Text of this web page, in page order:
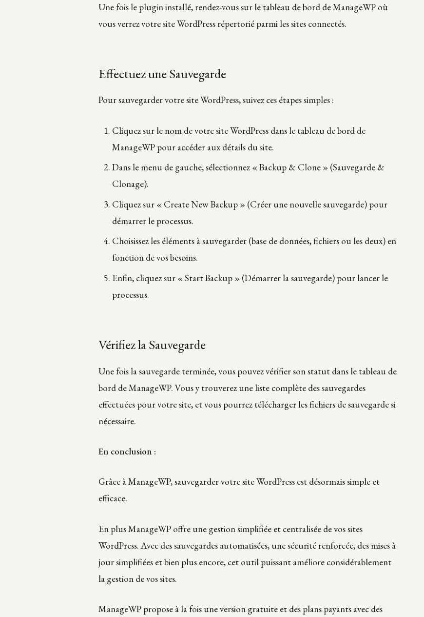
Une fois le plugin installé, rendez-vous sur le tableau de bord de ManageWP où
vous verrez votre site WordPress répertorié parmi les sites connectés.
Effectuez une Sauvegarde
Pour sauvegarder votre site WordPress, suivez ces étapes simples :
Cliquez sur le nom de votre site WordPress dans le tableau de bord de
ManageWP pour accéder aux détails du site.
Dans le menu de gauche, sélectionnez « Backup & Clone » (Sauvegarde &
Clonage).
Cliquez sur « Create New Backup » (Créer une nouvelle sauvegarde) pour
démarrer le processus.
Choisissez les éléments à sauvegarder (base de données, fichiers ou les deux) en
fonction de vos besoins.
Enfin, cliquez sur « Start Backup » (Démarrer la sauvegarde) pour lancer le
processus.
Vérifiez la Sauvegarde
Une fois la sauvegarde terminée, vous pouvez vérifier son statut dans le tableau de
bord de ManageWP. Vous y trouverez une liste complète des sauvegardes
effectuées pour votre site, et vous pourrez télécharger les fichiers de sauvegarde si
nécessaire.
En conclusion :
Grâce à ManageWP, sauvegarder votre site WordPress est désormais simple et
efficace.
En plus ManageWP offre une gestion simplifiée et centralisée de vos sites
WordPress. Avec des sauvegardes automatisées, une sécurité renforcée, des mises à
jour simplifiées et bien plus encore, cet outil puissant améliore considérablement
la gestion de vos sites.
ManageWP propose à la fois une version gratuite et des plans payants avec des